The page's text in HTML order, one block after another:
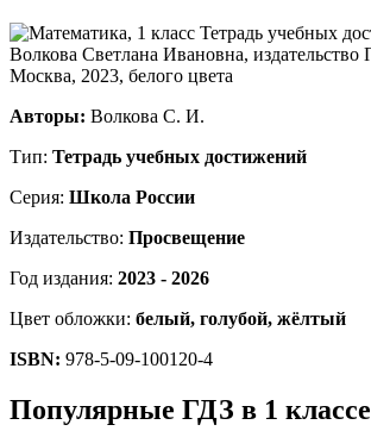
Авторы: Волкова С. И.
Тип: Тетрадь учебных достижений
Серия: Школа России
Издательство: Просвещение
Год издания: 2023 - 2026
Цвет обложки: белый, голубой, жёлтый
ISBN: 978-5-09-100120-4
Популярные ГДЗ в 1 классе